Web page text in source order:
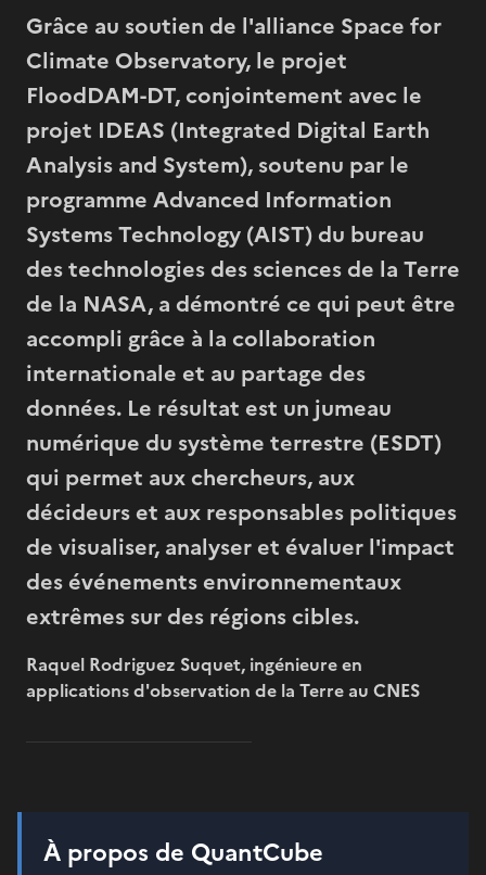
Grâce au soutien de l'alliance Space for
Climate Observatory, le projet
FloodDAM-DT, conjointement avec le
projet IDEAS (Integrated Digital Earth
Analysis and System), soutenu par le
programme Advanced Information
Systems Technology (AIST) du bureau
des technologies des sciences de la Terre
de la NASA, a démontré ce qui peut être
accompli grâce à la collaboration
internationale et au partage des
données. Le résultat est un jumeau
numérique du système terrestre (ESDT)
qui permet aux chercheurs, aux
décideurs et aux responsables politiques
de visualiser, analyser et évaluer l'impact
des événements environnementaux
extrêmes sur des régions cibles.
Raquel Rodriguez Suquet, ingénieure en
applications d'observation de la Terre au CNES
À propos de QuantCube